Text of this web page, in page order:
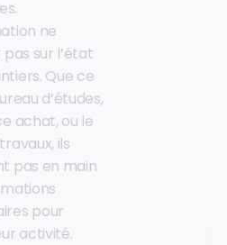
ne
sur l’état
Que ce
d’études,
achat, ou le
ils
pas en main
pour
activité.